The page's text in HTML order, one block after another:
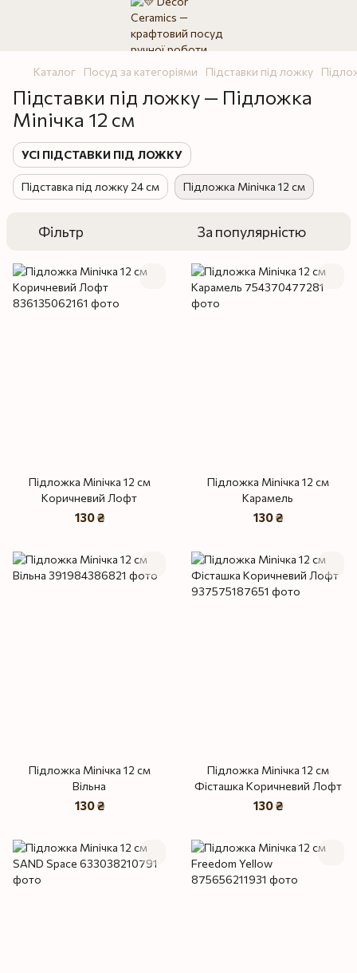
Каталог Посуд за категоріями Підставки під ложку
Підставки під ложку — Підложка
Miniчка 12 см
УСІ ПІДСТАВКИ ПІД ЛОЖКУ
Підставка під ложку 24 см Підложка Miniчка 12 см
Фільтр За популярністю
Підложка Miniчка 12 см
Коричневий Лофт
130 ₴
Підложка Miniчка 12 см
Карамель
130 ₴
Підложка Miniчка 12 см
Вільна
130 ₴
Підложка Miniчка 12 см
Фісташка Коричневий Лофт
130 ₴